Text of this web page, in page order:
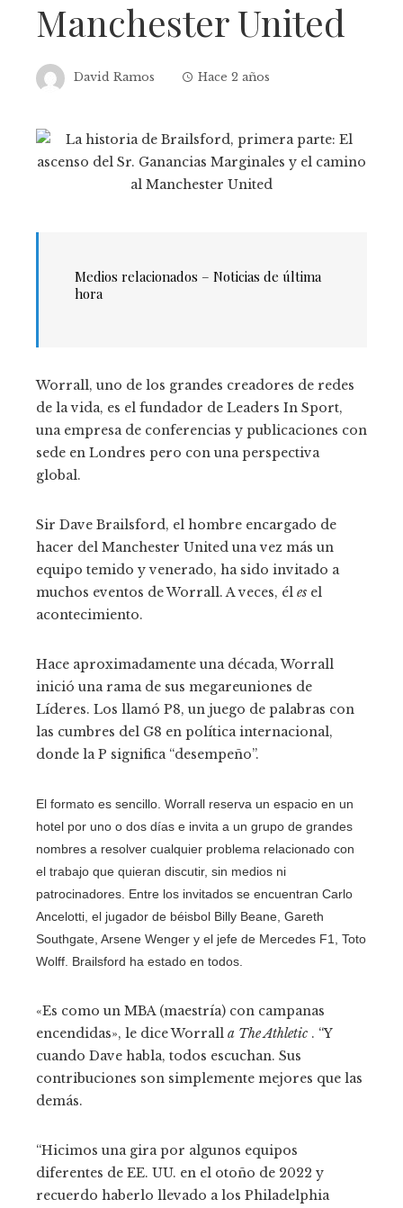
Manchester United
David Ramos Hace 2 años
Medios relacionados – Noticias de última
hora
Worrall, uno de los grandes creadores de redes
de la vida, es el fundador de Leaders In Sport,
una empresa de conferencias y publicaciones con
sede en Londres pero con una perspectiva
global.
Sir Dave Brailsford, el hombre encargado de
hacer del Manchester United una vez más un
equipo temido y venerado, ha sido invitado a
muchos eventos de Worrall. A veces, él es el
acontecimiento.
Hace aproximadamente una década, Worrall
inició una rama de sus megareuniones de
Líderes. Los llamó P8, un juego de palabras con
las cumbres del G8 en política internacional,
donde la P significa “desempeño”.
El formato es sencillo. Worrall reserva un espacio en un
hotel por uno o dos días e invita a un grupo de grandes
nombres a resolver cualquier problema relacionado con
el trabajo que quieran discutir, sin medios ni
patrocinadores. Entre los invitados se encuentran Carlo
Ancelotti, el jugador de béisbol Billy Beane, Gareth
Southgate, Arsene Wenger y el jefe de Mercedes F1, Toto
Wolff. Brailsford ha estado en todos.
«Es como un MBA (maestría) con campanas
encendidas», le dice Worrall a The Athletic . “Y
cuando Dave habla, todos escuchan. Sus
contribuciones son simplemente mejores que las
demás.
“Hicimos una gira por algunos equipos
diferentes de EE. UU. en el otoño de 2022 y
recuerdo haberlo llevado a los Philadelphia